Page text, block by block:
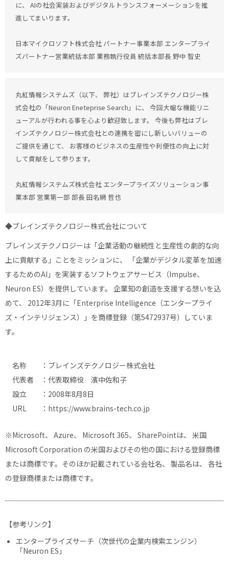
に、 AIの社会実装およびデジタルトランスフォーメーションを推
進してまいります。
日本マイクロソフト株式会社 パートナー事業本部 エンタープライ
ズパートナー営業統括本部 業務執行役員 統括本部長 野中 智史
丸紅情報システムズ（以下、 弊社）はブレインズテクノロジー株
式会社の「Neuron Eneteprise Search」に、 今回大幅な機能リニ
ューアルが行われる事を心より歓迎致します。 今後も弊社はブレ
インズテクノロジー株式会社との連携を密にし新しいバリューの
ご提供を通じて、 お客様のビジネスの生産性や利便性の向上に対
して貢献をして参ります。
丸紅情報システムズ株式会社 エンタープライズソリューション事
業本部 営業第一部 部長 田名網 哲也
◆ブレインズテクノロジー株式会社について
ブレインズテクノロジーは「企業活動の継続性と生産性の劇的な向
上に貢献する」ことをミッションに、 「企業がデジタル変革を加速
するためのAI」を実装するソフトウェアサービス（Impulse、
Neuron ES）を提供しています。 企業知の創造を支援する想いを込
めて、 2012年3月に「Enterprise Intelligence（エンタープライ
ズ・インテリジェンス）」を商標登録（第5472937号）していま
す。
名称 ：ブレインズテクノロジー株式会社
代表者 ：代表取締役 濱中佐和子
設立 ：2008年8月8日
URL ： https://www.brains-tech.co.jp
※Microsoft、 Azure、 Microsoft 365、 SharePointは、 米国
Microsoft Corporation の米国およびその他の国における登録商標
または商標です。そのほか記載されている会社名、 製品名は、 各社
の登録商標または商標です。
【参考リンク】
エンタープライズサーチ（次世代の企業内検索エンジン）
「Neuron ES」